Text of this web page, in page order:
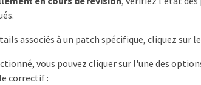
associés à un patch spécifique, cliquez sur
vous pouvez cliquer sur l'une des
correctif :